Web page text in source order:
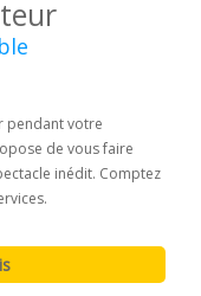
pendant votre
de vous faire
inédit. Comptez